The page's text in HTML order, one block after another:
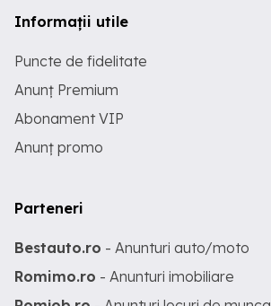
Informații utile
Puncte de fidelitate
Anunț Premium
Abonament VIP
Anunț promo
Parteneri
Bestauto.ro - Anunturi auto/moto
Romimo.ro - Anunturi imobiliare